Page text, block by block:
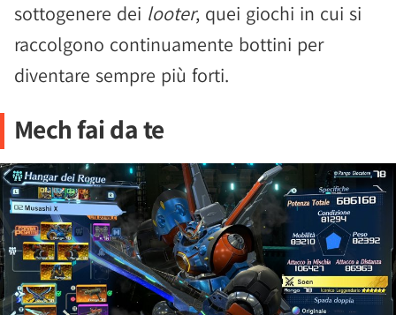
sottogenere dei looter, quei giochi in cui si
raccolgono continuamente bottini per
diventare sempre più forti.
Mech fai da te